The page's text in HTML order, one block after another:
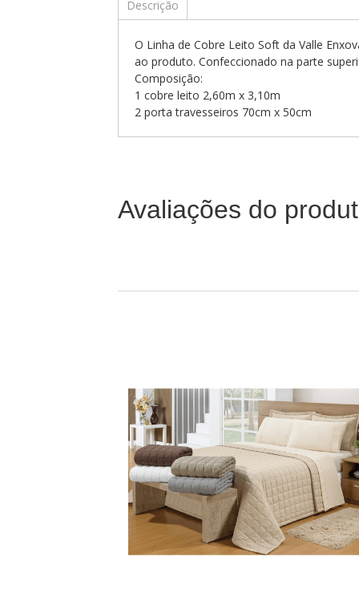
Descrição
O Linha de Cobre Leito Soft da Valle
ao produto. Confeccionado na parte
Composição:
1 cobre leito 2,60m x 3,10m
2 porta travesseiros 70cm x 50cm
Avaliações do